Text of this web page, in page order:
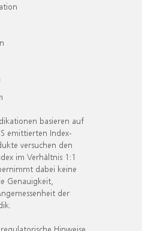
basieren auf
emittierten Index-
versuchen den
im Verhältnis 1:1
dabei keine
Genauigkeit,
der